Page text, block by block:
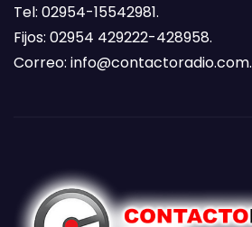
Tel: 02954-15542981.
Fijos: 02954 429222-428958.
Correo: info@contactoradio.com.